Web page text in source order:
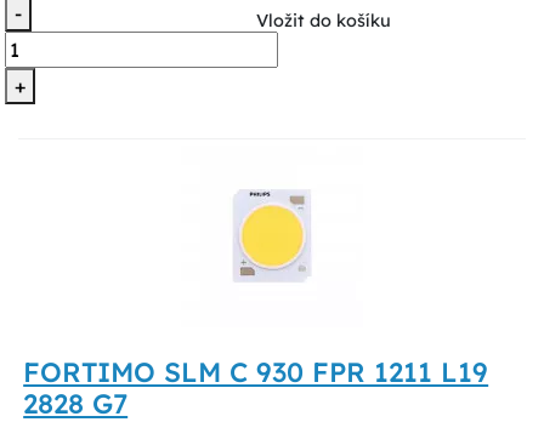
-
+
Vložit do košíku
FORTIMO SLM C 930 FPR 1211 L19
2828 G7